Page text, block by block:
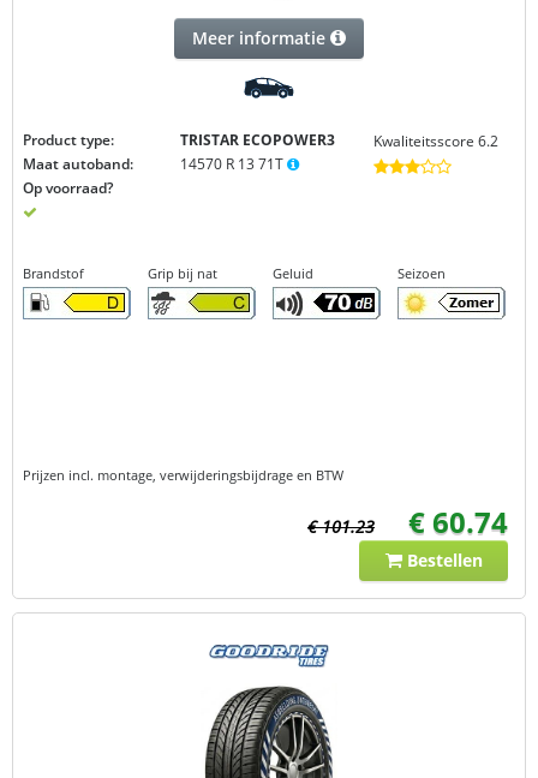
Meer informatie
Product type:
TRISTAR ECOPOWER3
Maat autoband:
14570 R 13 71T
Op voorraad?
Kwaliteitsscore 6.2
Brandstof Grip bij nat Geluid Seizoen
Prijzen incl. montage, verwijderingsbijdrage en BTW
€ 101.23 € 60.74
Bestellen